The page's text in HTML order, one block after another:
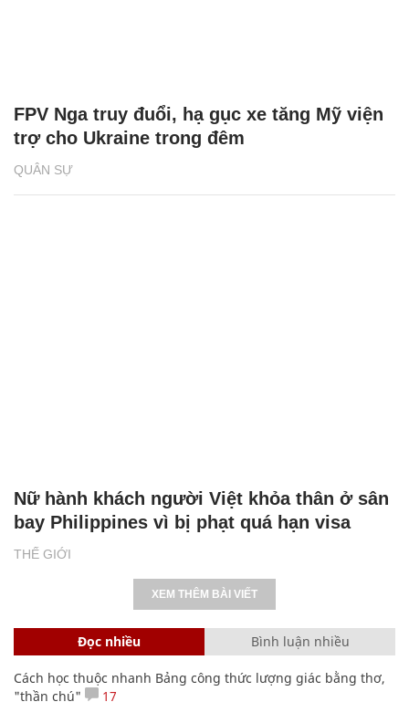
QUÂN SỰ
FPV Nga truy đuổi, hạ gục xe tăng Mỹ viện
trợ cho Ukraine trong đêm
THẾ GIỚI
Nữ hành khách người Việt khỏa thân ở sân
bay Philippines vì bị phạt quá hạn visa
XEM THÊM BÀI VIẾT
Đọc nhiều Bình luận nhiều
Cách học thuộc nhanh Bảng công thức lượng giác bằng thơ,
"thần chú"
17